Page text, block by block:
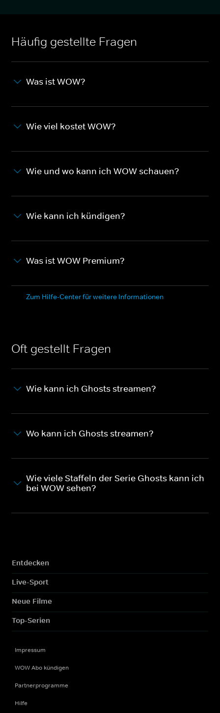
Häufig gestellte Fragen
Was ist WOW?
Wie viel kostet WOW?
Wie und wo kann ich WOW schauen?
Wie kann ich kündigen?
Was ist WOW Premium?
Zum Hilfe-Center für weitere Informationen
Oft gestellt Fragen
Wie kann ich Ghosts streamen?
Wo kann ich Ghosts streamen?
Wie viele Staffeln der Serie Ghosts kann ich
bei WOW sehen?
Entdecken
Live-Sport
Neue Filme
Top-Serien
Impressum
WOW Abo kündigen
Partnerprogramme
Hilfe